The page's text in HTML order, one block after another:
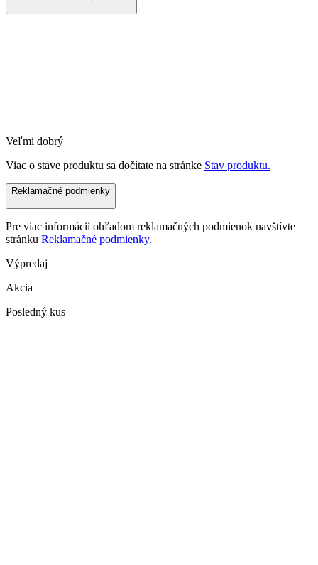
Veľmi dobrý
Viac o stave produktu sa dočítate na stránke Stav produktu.
Reklamačné podmienky
Pre viac informácií ohľadom reklamačných podmienok navštívte
stránku Reklamačné podmienky.
Výpredaj
Akcia
Posledný kus